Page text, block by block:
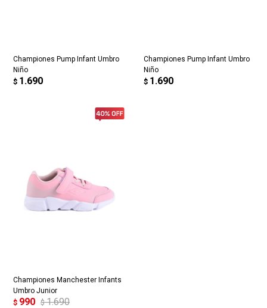
Championes Pump Infant Umbro
Niño
$ 1.690
Championes Pump Infant Umbro
Niño
$ 1.690
Championes Manchester Infants
Umbro Junior
$ 990 $ 1.690